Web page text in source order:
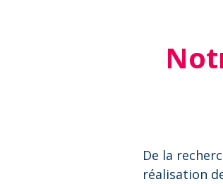
De la
réalisation